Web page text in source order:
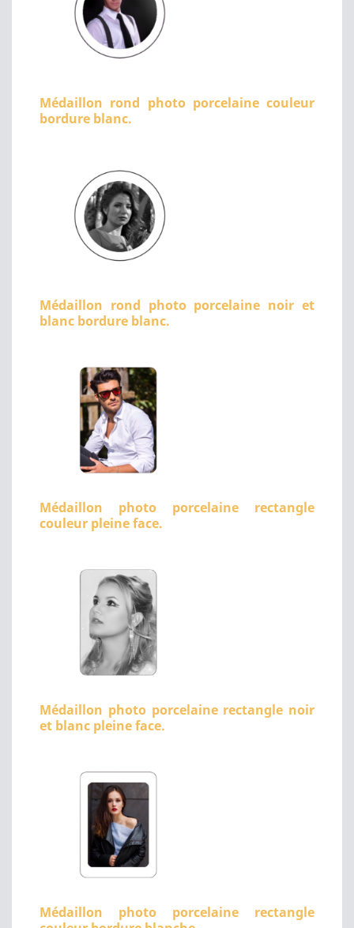
Médaillon rond photo porcelaine couleur
bordure blanc.
Médaillon rond photo porcelaine noir et
blanc bordure blanc.
Médaillon photo porcelaine rectangle
couleur pleine face.
Médaillon photo porcelaine rectangle noir
et blanc pleine face.
Médaillon photo porcelaine rectangle